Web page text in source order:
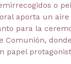
o
aporta un
para la
Comunión,
papel